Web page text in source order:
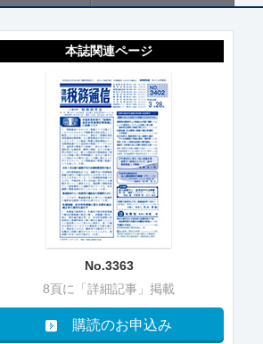
本誌関連ページ
No.3363
8頁に「詳細記事」掲載
購読のお申込み